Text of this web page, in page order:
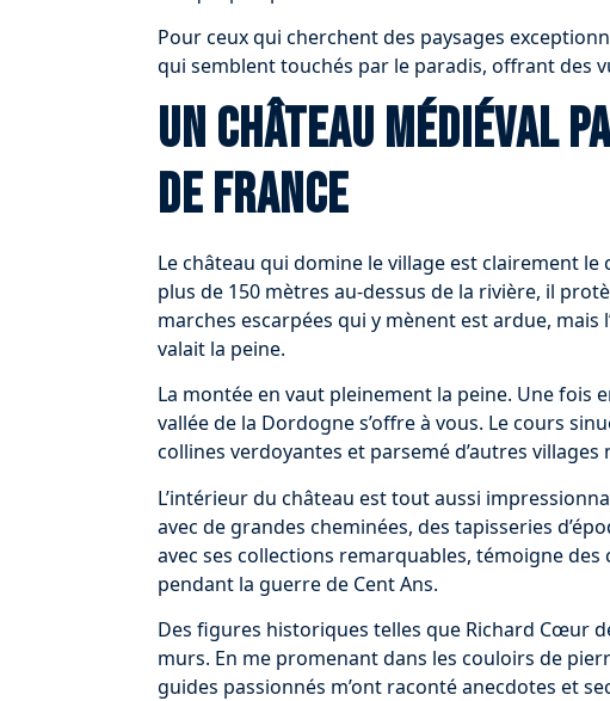
Pour ceux qui cherchent des paysages
qui semblent touchés par le paradis, offrant des
Un château médiéval
de France
Le château qui domine le village est clairement
plus de 150 mètres au-dessus de la rivière, il
marches escarpées qui y mènent est ardue,
valait la peine.
La montée en vaut pleinement la peine. Une fois
vallée de la Dordogne s’offre à vous. Le cours
collines verdoyantes et parsemé d’autres villages
L’intérieur du château est tout aussi
avec de grandes cheminées, des tapisseries
avec ses collections remarquables, témoigne
pendant la guerre de Cent Ans.
Des figures historiques telles que Richard Cœur
murs. En me promenant dans les couloirs de
guides passionnés m’ont raconté anecdotes et